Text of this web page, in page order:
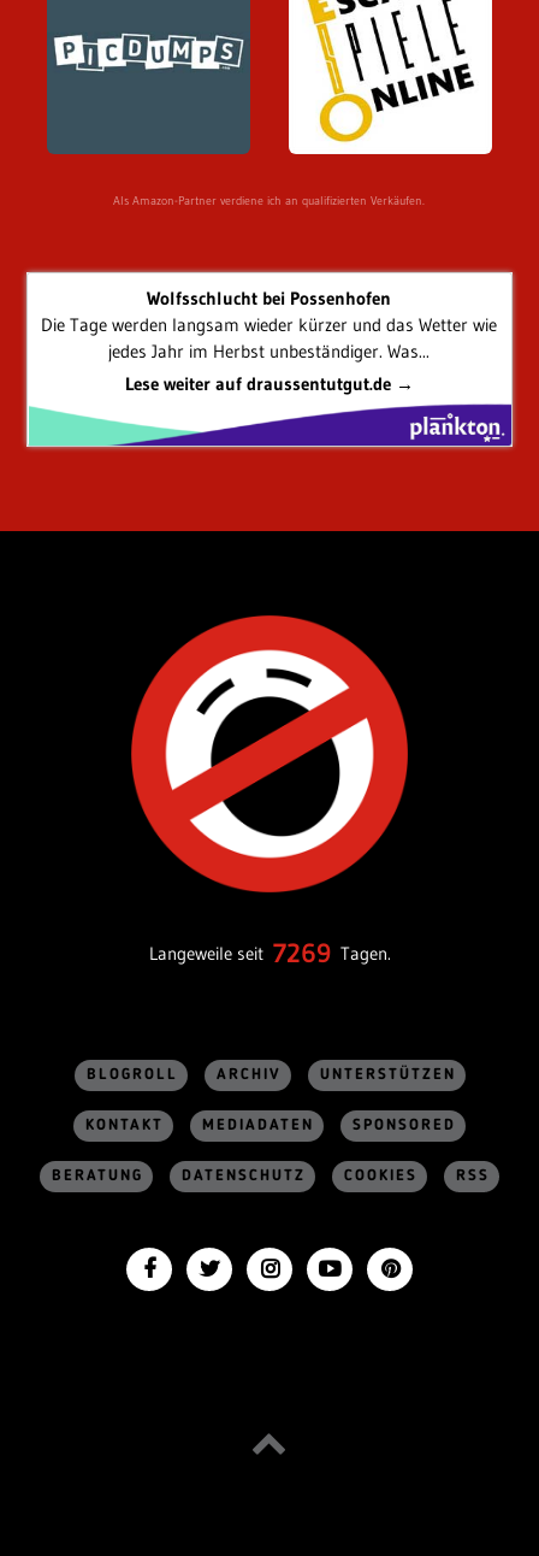
Als Amazon-Partner verdiene ich an qualifizierten Verkäufen.
Wolfsschlucht bei Possenhofen
Die Tage werden langsam wieder kürzer und das Wetter wie
jedes Jahr im Herbst unbeständiger. Was...
Lese weiter auf draussentutgut.de →
Langeweile seit 7269 Tagen.
BLOGROLL ARCHIV UNTERSTÜTZEN
KONTAKT MEDIADATEN SPONSORED
BERATUNG DATENSCHUTZ COOKIES RSS